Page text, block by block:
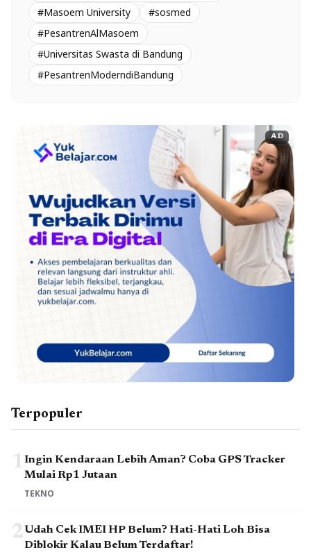
#Masoem University
#sosmed
#PesantrenAlMasoem
#Universitas Swasta di Bandung
#PesantrenModerndiBandung
AD
Terpopuler
1Ingin Kendaraan Lebih Aman? Coba GPS Tracker
Mulai Rp1 Jutaan
TEKNO
2Udah Cek IMEI HP Belum? Hati-Hati Loh Bisa
Diblokir Kalau Belum Terdaftar!